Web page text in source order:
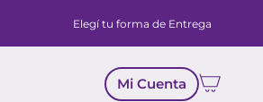
Elegí tu forma de Entrega
Mi Cuenta